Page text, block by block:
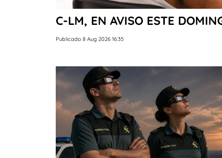
C-LM, EN AVISO ESTE
Publicado 8 Aug 2026 16:35